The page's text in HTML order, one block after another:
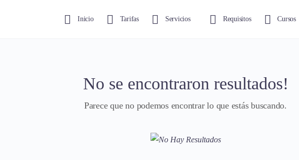
Inicio Tarifas Servicios Requisitos Cursos
No se encontraron resultados!
Parece que no podemos encontrar lo que estás buscando.